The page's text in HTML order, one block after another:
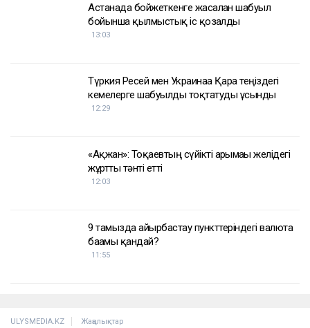
Астанада бойжеткенге жасалған шабуыл
бойынша қылмыстық іс қозғалды
13:03
Түркия Ресей мен Украинаға Қара теңіздегі
кемелерге шабуылды тоқтатуды ұсынды
12:29
«Ақжан»: Тоқаевтың сүйікті арғымағы желідегі
жұртты тәнті етті
12:03
9 тамызда айырбастау пункттеріндегі валюта
бағамы қандай?
11:55
ULYSMEDIA.KZ Жаңалықтар